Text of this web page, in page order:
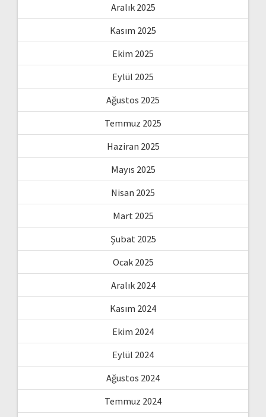
Aralık 2025
Kasım 2025
Ekim 2025
Eylül 2025
Ağustos 2025
Temmuz 2025
Haziran 2025
Mayıs 2025
Nisan 2025
Mart 2025
Şubat 2025
Ocak 2025
Aralık 2024
Kasım 2024
Ekim 2024
Eylül 2024
Ağustos 2024
Temmuz 2024